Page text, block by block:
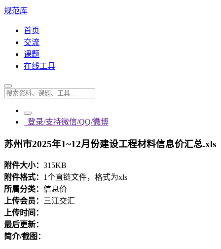
规范库
首页
交流
课题
在线工具
登录/支持微信/QQ/微博
苏州市2025年1~12月份建设工程材料信息价汇总.xls
附件大小： 315KB
附件格式： 1个直链文件，格式为xls
所属分类： 信息价
上传会员： 三江交汇
上传时间：
最后更新：
简介/截图：